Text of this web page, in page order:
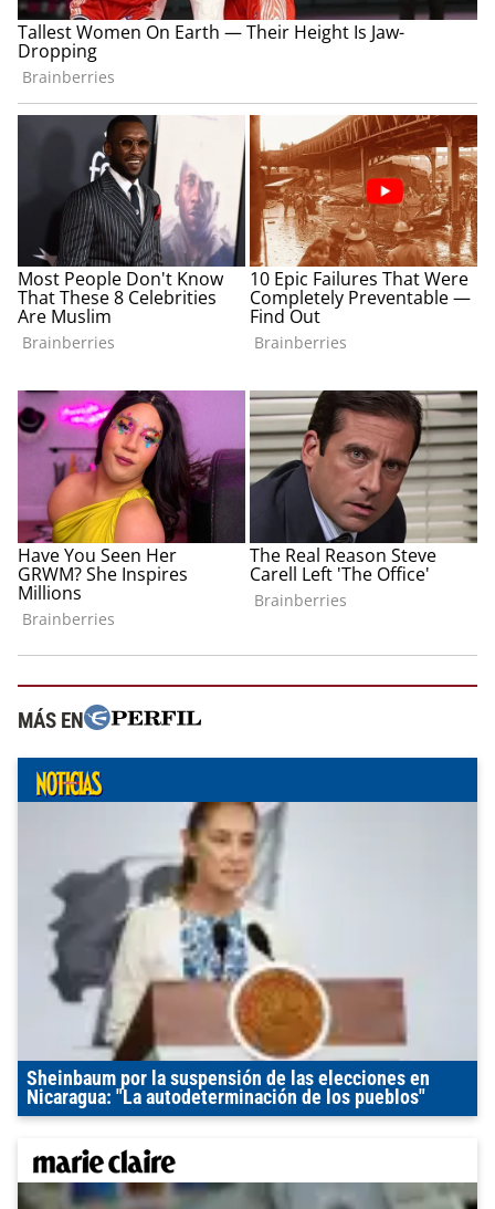
MÁS EN
Sheinbaum por la suspensión de las elecciones en
Nicaragua: "La autodeterminación de los pueblos"